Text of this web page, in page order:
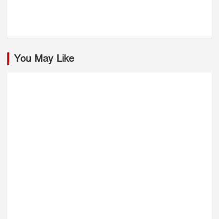
You May Like